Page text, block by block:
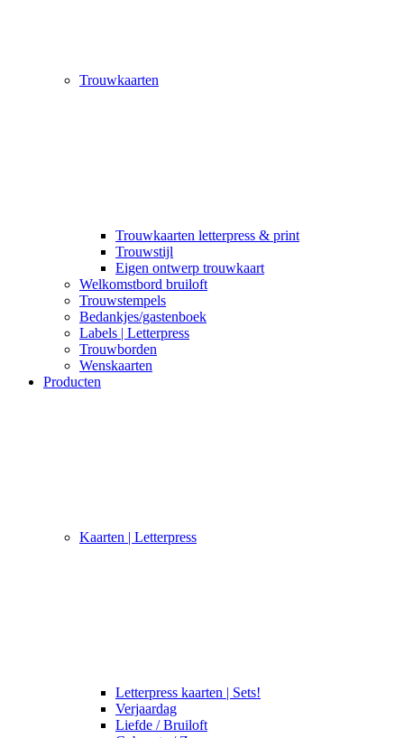
Trouwkaarten
Trouwkaarten letterpress & print
Trouwstijl
Eigen ontwerp trouwkaart
Welkomstbord bruiloft
Trouwstempels
Bedankjes/gastenboek
Labels | Letterpress
Trouwborden
Wenskaarten
Producten
Kaarten | Letterpress
Letterpress kaarten | Sets!
Verjaardag
Liefde / Bruiloft